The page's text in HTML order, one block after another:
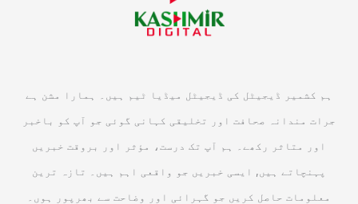
ہم کشمیر ڈیجیٹل کی ڈیجیٹل میڈیا ٹیم ہیں۔ ہمارا مشن ہے
جرات مندانہ صحافت اور تخلیقی کہانی گوئی جو آپ کو باخبر
اور متاثر رکھے۔ ہم آپ تک درست، مؤثر اور بروقت خبریں
پہنچاتے ہیں, ایسی خبریں جو واقعی اہم ہیں۔ تازہ ترین
معلومات حاصل کریں جو گہرائی اور وضاحت سے بھرپور ہوں۔